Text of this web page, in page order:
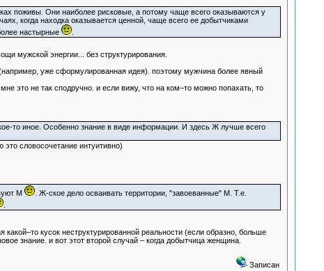
поживы. Они наиболее рисковые, а потому чаще всего оказываются у
когда находка оказывается ценной, чаще всего ее добытчиками
настырные
.
мужской энергии... без структурирования.
уже сформулированная идея). поэтому мужчина более явный
это не так сподручно. и если вижу, что на ком–то можно попахать, то
то иное. Особенно знание в виде информации. И здесь Ж лучше всего
словосочетание интуитивно)
М
. Ж-ское дело осваивать территории, "завоеванные" М. Т.е.
.
кусок неструктурированной реальности (если образно, больше
знание. и вот этот второй случай – когда добытчица женщина.
Записан